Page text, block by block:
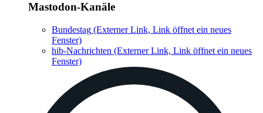
Mastodon-Kanäle
Bundestag (Externer Link, Link öffnet ein neues
Fenster)
hib-Nachrichten (Externer Link, Link öffnet ein neues
Fenster)